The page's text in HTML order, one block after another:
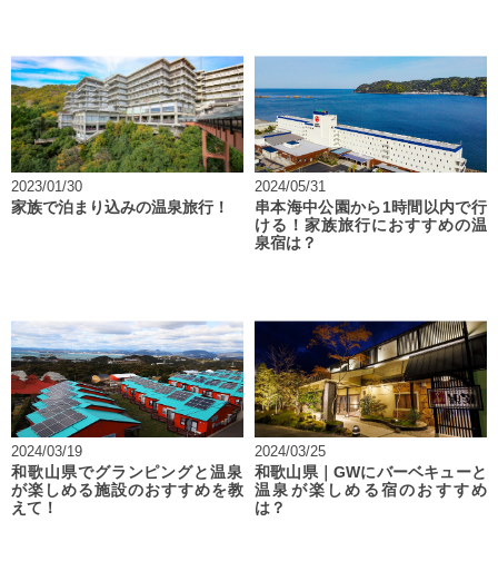
2023/01/30
家族で泊まり込みの温泉旅行！
2024/05/31
串本海中公園から1時間以内で行
ける！家族旅行におすすめの温
泉宿は？
2024/03/19
和歌山県でグランピングと温泉
が楽しめる施設のおすすめを教
えて！
2024/03/25
和歌山県｜GWにバーベキューと
温泉が楽しめる宿のおすすめ
は？